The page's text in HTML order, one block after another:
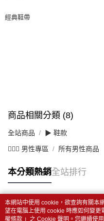
經典鞋帶
商品相關分類 (8)
全站商品 ▶ 鞋款
💁🏻‍♂️ 男性專區 所有男性商品
本分類熱銷全站排行
熱門標籤
本網站中使用 cookie，欲查詢有關本
望在電腦上使用 cookie 時應如何變更
權條款 」之 Cookie 聲明。您繼續使